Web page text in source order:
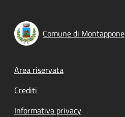
Comune di Montappone
Footer menu
Area riservata
Crediti
Informativa privacy